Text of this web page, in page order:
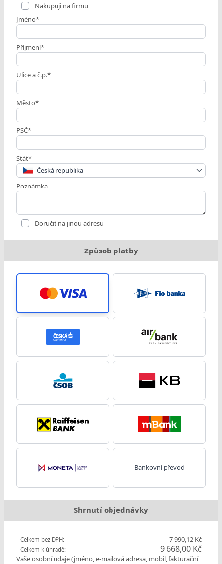
Nakupuji na firmu
Jméno*
Příjmení*
Ulice a č.p.*
Město*
PSČ*
Stát*
Česká republika
Poznámka
Doručit na jinou adresu
Způsob platby
Bankovní převod
Shrnutí objednávky
Celkem bez DPH: 7 990,12 Kč
Celkem k úhradě: 9 668,00 Kč
Vaše osobní údaje (jméno, e-mailová adresa, mobil, fakturační